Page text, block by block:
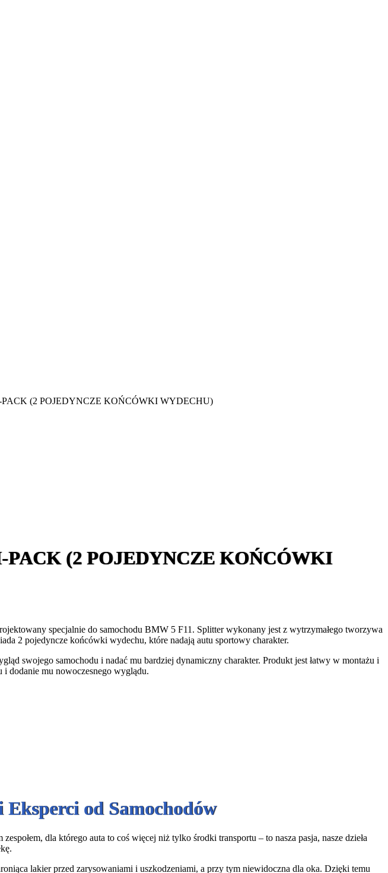
(2 POJEDYNCZE KOŃCÓWKI WYDECHU)
(2 POJEDYNCZE KOŃCÓWKI
specjalnie do samochodu BMW 5 F11. Splitter wykonany jest z wytrzymałego tworzywa
2 pojedyncze końcówki wydechu, które nadają autu sportowy charakter.
swojego samochodu i nadać mu bardziej dynamiczny charakter. Produkt jest łatwy w montażu i
i dodanie mu nowoczesnego wyglądu.
od Samochodów
dla którego auta to coś więcej niż tylko środki transportu – to nasza pasja, nasze dzieła
lakier przed zarysowaniami i uszkodzeniami, a przy tym niewidoczna dla oka. Dzięki temu